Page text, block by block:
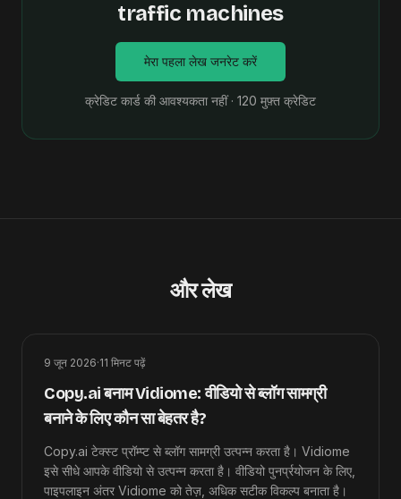
traffic machines
मेरा पहला लेख जनरेट करें
क्रेडिट कार्ड की आवश्यकता नहीं · 120 मुफ़्त क्रेडिट
और लेख
9 जून 2026·11 मिनट पढ़ें
Copy.ai बनाम Vidiome: वीडियो से ब्लॉग सामग्री
बनाने के लिए कौन सा बेहतर है?
Copy.ai टेक्स्ट प्रॉम्प्ट से ब्लॉग सामग्री उत्पन्न करता है। Vidiome
इसे सीधे आपके वीडियो से उत्पन्न करता है। वीडियो पुनर्प्रयोजन के लिए,
पाइपलाइन अंतर Vidiome को तेज़, अधिक सटीक विकल्प बनाता है।